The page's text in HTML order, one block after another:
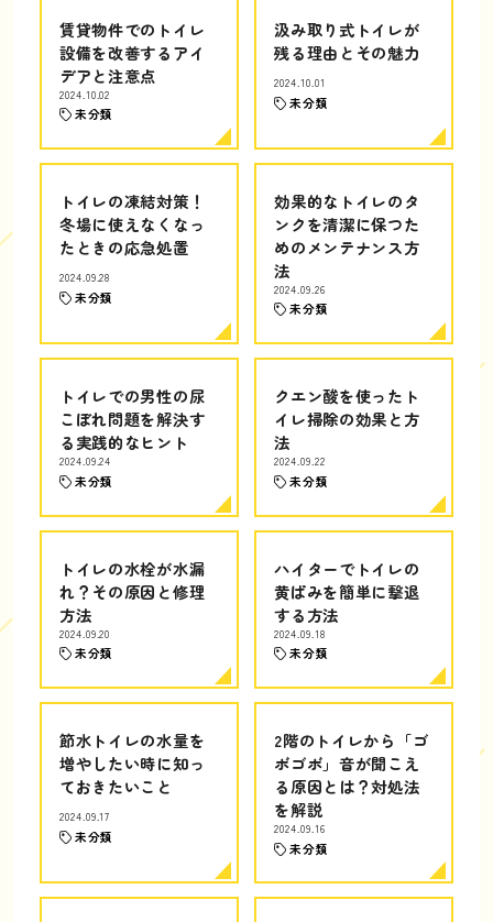
賃貸物件でのトイレ
設備を改善するアイ
デアと注意点
2024.10.02
未分類
汲み取り式トイレが
残る理由とその魅力
2024.10.01
未分類
トイレの凍結対策！
冬場に使えなくなっ
たときの応急処置
2024.09.28
未分類
効果的なトイレのタ
ンクを清潔に保つた
めのメンテナンス方
法
2024.09.26
未分類
トイレでの男性の尿
こぼれ問題を解決す
る実践的なヒント
2024.09.24
未分類
クエン酸を使ったト
イレ掃除の効果と方
法
2024.09.22
未分類
トイレの水栓が水漏
れ？その原因と修理
方法
2024.09.20
未分類
ハイターでトイレの
黄ばみを簡単に撃退
する方法
2024.09.18
未分類
節水トイレの水量を
増やしたい時に知っ
ておきたいこと
2024.09.17
未分類
2階のトイレから「ゴ
ボゴボ」音が聞こえ
る原因とは？対処法
を解説
2024.09.16
未分類